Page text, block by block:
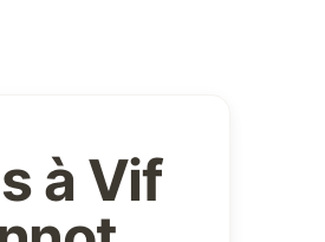
à Vif